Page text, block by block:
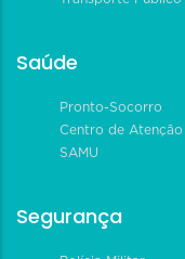
Saúde
Pronto-Socorro
Centro de
SAMU
Segurança